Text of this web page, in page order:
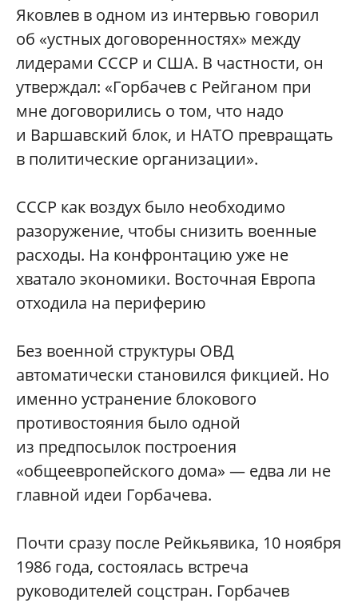
Яковлев в одном из интервью говорил
об «устных договоренностях» между
лидерами СССР и США. В частности, он
утверждал: «Горбачев с Рейганом при
мне договорились о том, что надо
и Варшавский блок, и НАТО превращать
в политические организации».
СССР как воздух было необходимо
разоружение, чтобы снизить военные
расходы. На конфронтацию уже не
хватало экономики. Восточная Европа
отходила на периферию
Без военной структуры ОВД
автоматически становился фикцией. Но
именно устранение блокового
противостояния было одной
из предпосылок построения
«общеевропейского дома» — едва ли не
главной идеи Горбачева.
Почти сразу после Рейкьявика, 10 ноября
1986 года, состоялась встреча
руководителей соцстран. Горбачев